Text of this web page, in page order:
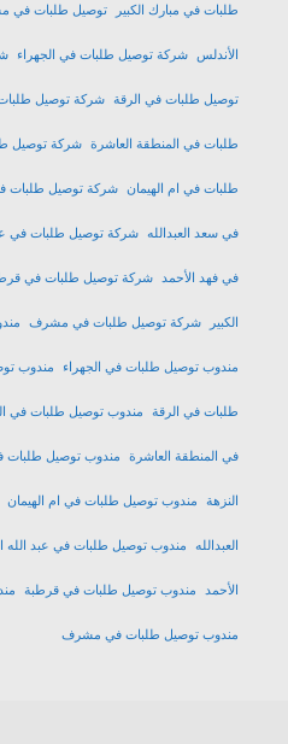
طلبات في مبارك الكبير توصيل طلبات في
الأندلس شركة توصيل طلبات في الجهراء
توصيل طلبات في الرقة شركة توصيل طلبات
طلبات في المنطقة العاشرة شركة توصيل
طلبات في ام الهيمان شركة توصيل طلبات
في سعد العبدالله شركة توصيل طلبات في
في فهد الأحمد شركة توصيل طلبات في
الكبير شركة توصيل طلبات في مشرف
مندوب توصيل طلبات في الجهراء مندوب
طلبات في الرقة مندوب توصيل طلبات في
في المنطقة العاشرة مندوب توصيل طلبات
النزهة مندوب توصيل طلبات في ام الهيمان
العبدالله مندوب توصيل طلبات في عبد الله
الأحمد مندوب توصيل طلبات في قرطبة
مندوب توصيل طلبات في مشرف